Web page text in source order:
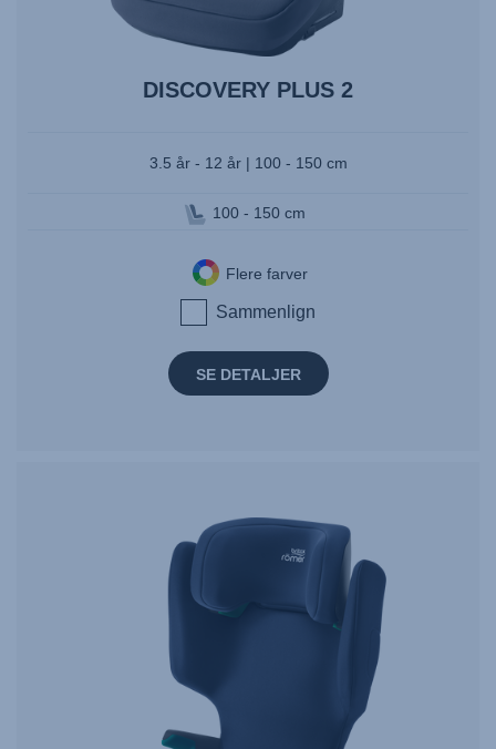
DISCOVERY PLUS 2
3.5 år - 12 år | 100 - 150 cm
100 - 150 cm
Flere farver
Sammenlign
SE DETALJER